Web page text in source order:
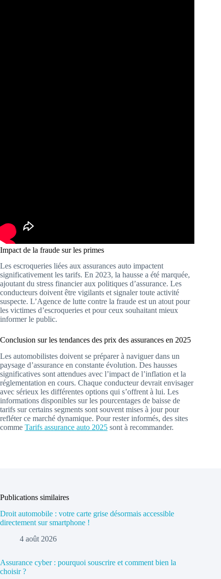
Impact de la fraude sur les primes
Les escroqueries liées aux assurances auto impactent
significativement les tarifs. En 2023, la hausse a été marquée,
ajoutant du stress financier aux politiques d’assurance. Les
conducteurs doivent être vigilants et signaler toute activité
suspecte. L’Agence de lutte contre la fraude est un atout pour
les victimes d’escroqueries et pour ceux souhaitant mieux
informer le public.
Conclusion sur les tendances des prix des assurances en 2025
Les automobilistes doivent se préparer à naviguer dans un
paysage d’assurance en constante évolution. Des hausses
significatives sont attendues avec l’impact de l’inflation et la
réglementation en cours. Chaque conducteur devrait envisager
avec sérieux les différentes options qui s’offrent à lui. Les
informations disponibles sur les pourcentages de baisse de
tarifs sur certains segments sont souvent mises à jour pour
refléter ce marché dynamique. Pour rester informés, des sites
comme Tarifs assurance auto 2025 sont à recommander.
Publications similaires
Droit automobile : votre carte grise désormais accessible
directement sur smartphone !
4 août 2026
Assurance cyber : pourquoi souscrire et comment bien la
choisir ?